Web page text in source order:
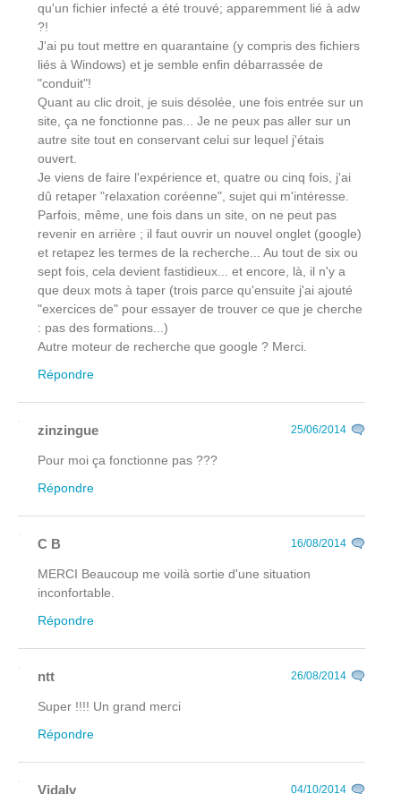
qu'un fichier infecté a été trouvé; apparemment lié à adw
?!
J'ai pu tout mettre en quarantaine (y compris des fichiers
liés à Windows) et je semble enfin débarrassée de
"conduit"!
Quant au clic droit, je suis désolée, une fois entrée sur un
site, ça ne fonctionne pas... Je ne peux pas aller sur un
autre site tout en conservant celui sur lequel j'étais
ouvert.
Je viens de faire l'expérience et, quatre ou cinq fois, j'ai
dû retaper "relaxation coréenne", sujet qui m'intéresse.
Parfois, même, une fois dans un site, on ne peut pas
revenir en arrière ; il faut ouvrir un nouvel onglet (google)
et retapez les termes de la recherche... Au tout de six ou
sept fois, cela devient fastidieux... et encore, là, il n'y a
que deux mots à taper (trois parce qu'ensuite j'ai ajouté
"exercices de" pour essayer de trouver ce que je cherche
: pas des formations...)
Autre moteur de recherche que google ? Merci.
Répondre
zinzingue 25/06/2014
Pour moi ça fonctionne pas ???
Répondre
C B 16/08/2014
MERCI Beaucoup me voilà sortie d'une situation
inconfortable.
Répondre
ntt 26/08/2014
Super !!!! Un grand merci
Répondre
Vidalv 04/10/2014